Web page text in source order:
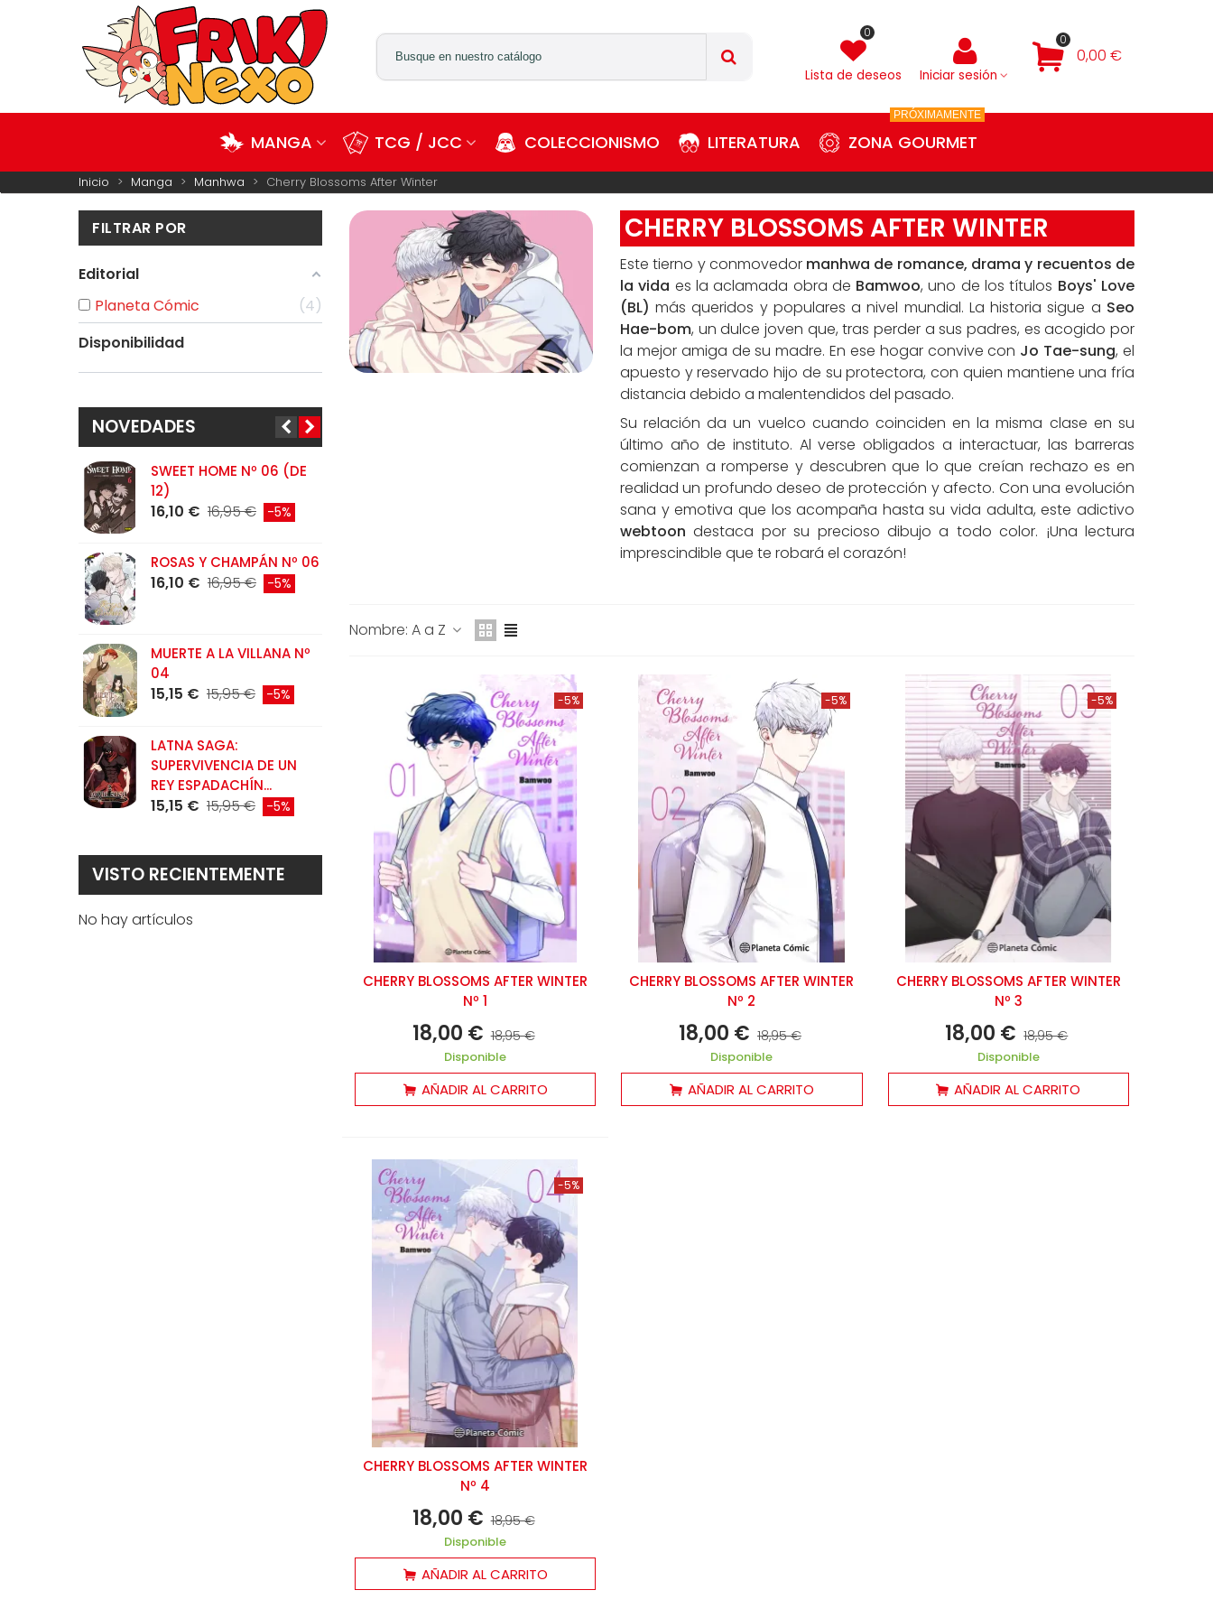
0
Lista de deseos Iniciar sesión
0
0,00 €
MANGA TCG / JCC COLECCIONISMO LITERATURA ZONA GOURMET
PRÓXIMAMENTE
Inicio > Manga > Manhwa > Cherry Blossoms After Winter
FILTRAR POR
Editorial
Planeta Cómic
4
NOVEDADES
SWEET HOME Nº 06 (DE
12)
16,10 € 16,95 € -5%
ROSAS Y CHAMPÁN Nº 06
16,10 € 16,95 € -5%
MUERTE A LA VILLANA Nº
04
15,15 € 15,95 € -5%
LATNA SAGA:
SUPERVIVENCIA DE UN
REY ESPADACHÍN...
15,15 € 15,95 € -5%
15,15 € 15,95 € -5%
THE RED THREAD Nº 3
9,50 € 10,00 € -5%
VISTO RECIENTEMENTE
No hay artículos
CHERRY BLOSSOMS AFTER WINTER
Este tierno y conmovedor manhwa de romance, drama y recuentos de
la vida es la aclamada obra de Bamwoo, uno de los títulos Boys' Love
(BL) más queridos y populares a nivel mundial. La historia sigue a Seo
Hae-bom, un dulce joven que, tras perder a sus padres, es acogido por
la mejor amiga de su madre. En ese hogar convive con Jo Tae-sung, el
apuesto y reservado hijo de su protectora, con quien mantiene una fría
distancia debido a malentendidos del pasado.
Su relación da un vuelco cuando coinciden en la misma clase en su
último año de instituto. Al verse obligados a interactuar, las barreras
comienzan a romperse y descubren que lo que creían rechazo es en
realidad un profundo deseo de protección y afecto. Con una evolución
sana y emotiva que los acompaña hasta su vida adulta, este adictivo
webtoon destaca por su precioso dibujo a todo color. ¡Una lectura
imprescindible que te robará el corazón!
Nombre: A a Z
-5%
CHERRY BLOSSOMS AFTER WINTER
Nº 1
18,00 € 18,95 €
Disponible
AÑADIR AL CARRITO
-5%
CHERRY BLOSSOMS AFTER WINTER
Nº 2
18,00 € 18,95 €
Disponible
AÑADIR AL CARRITO
-5%
CHERRY BLOSSOMS AFTER WINTER
Nº 3
18,00 € 18,95 €
Disponible
AÑADIR AL CARRITO
-5%
CHERRY BLOSSOMS AFTER WINTER
Nº 4
18,00 € 18,95 €
Disponible
AÑADIR AL CARRITO